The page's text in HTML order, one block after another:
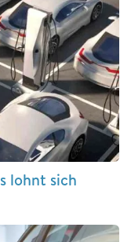
lohnt sich